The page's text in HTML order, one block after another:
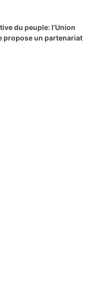
du peuple: l’Union
propose un partenariat